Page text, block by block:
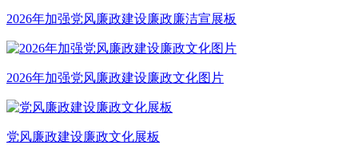
2026年加强党风廉政建设廉政廉洁宣展板
2026年加强党风廉政建设廉政文化图片
党风廉政建设廉政文化展板